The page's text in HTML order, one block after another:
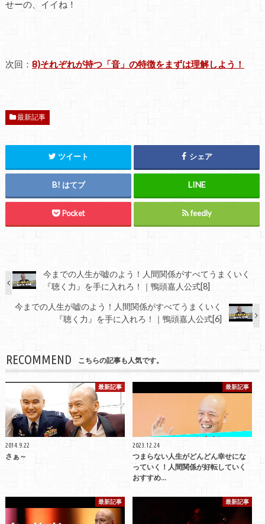
せーの、イイね！
次回： 8)それぞれが持つ「音」の特徴をまずは理解しよう！
最新記事
ツイート シェア
はてブ
Pocket feedly
今までの人生が嘘のよう！人間関係がすべてうまくいく
『聴く力』を手に入れろ！｜鴨頭嘉人公式[8]
今までの人生が嘘のよう！人間関係がすべてうまくいく
『聴く力』を手に入れろ！｜鴨頭嘉人公式[6]
RECOMMEND こちらの記事も人気です。
最新記事
2014.9.22
さぁ～
最新記事
2023.12.24
つまらない人生がどんどん幸せにな
っていく！人間関係が好転していく
おすすめ…
最新記事 最新記事